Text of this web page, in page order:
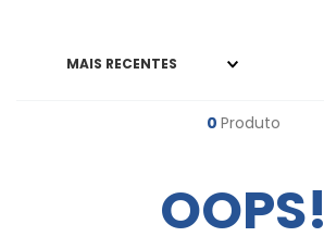
MAIS RECENTES
0 Produto
OOPS!